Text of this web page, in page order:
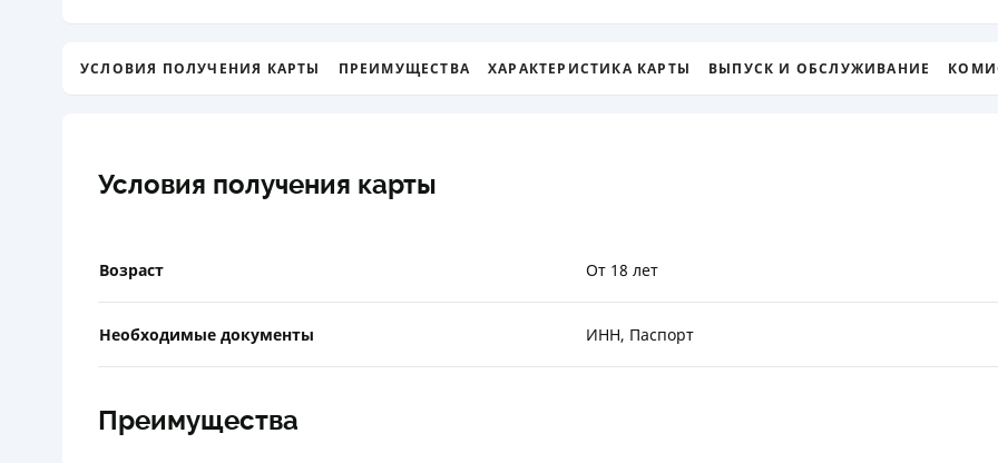
УСЛОВИЯ ПОЛУЧЕНИЯ КАРТЫ ПРЕИМУЩЕСТВА ХАРАКТЕРИСТИКА КАРТЫ ВЫПУСК И ОБСЛУЖИВАНИЕ
Условия получения карты
Возраст От 18 лет
Необходимые документы ИНН, Паспорт
Преимущества